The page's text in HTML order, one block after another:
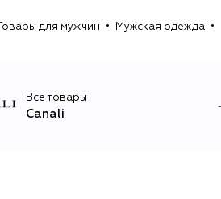
Товары для мужчин Мужская одежда
Все товары
Canali